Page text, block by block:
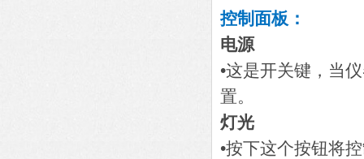
控制面板：
电源
•这是开关键，当
置。
灯光
•按下这个按钮将